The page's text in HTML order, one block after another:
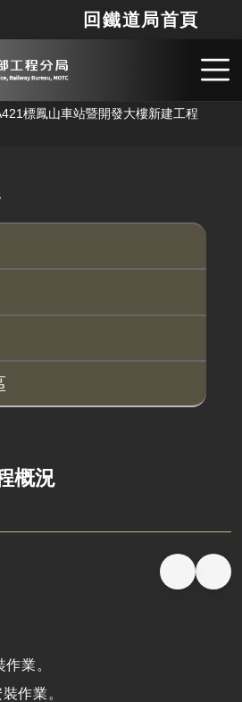
回鐵道局首頁
標鳳山車站暨開發大樓新建工程
概況
業。
作業。